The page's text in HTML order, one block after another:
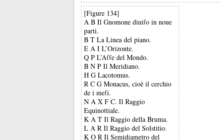
[Figure 134]
A B Il Gnomone diuiſo in noue
parti.
B T La Linea del piano.
E A I L’Orizonte.
Q P L’Aſſe del Mondo.
B N P Il Meridiano.
H G Lacotomus.
R C G Monacus, cioè il cerchio
de i meſi.
N A X F C. Il Raggio
Equinottiale.
K A T Il Raggio della Bruma.
L A R Il Raggio del Solstitio.
K O R Il Semidiametro del